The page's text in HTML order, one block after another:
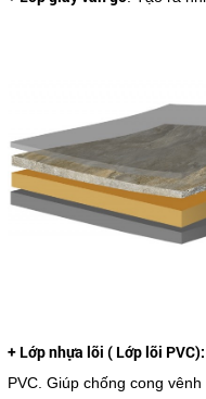
+ Lớp nhựa lõi ( Lớp lõi PVC):
PVC. Giúp chống cong